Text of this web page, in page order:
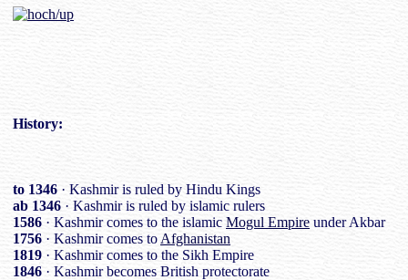
History:
to 1346· Kashmir is ruled by Hindu Kings
ab 1346 · Kashmir is ruled by islamic rulers
1586 · Kashmir comes to the islamic Mogul Empire under Akbar
1756 · Kashmir comes to Afghanistan
1819 · Kashmir comes to the Sikh Empire
1846 · Kashmir becomes British protectorate